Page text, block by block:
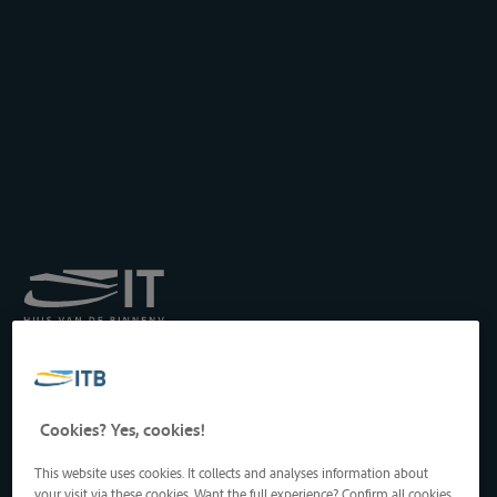
Transport par Batellerie
Drukpersstraat 19
1000 Bruxelles, Belgique
Tél: +32 2 217 09 67
http://www.itb-info.be
Cookies? Yes, cookies!
This website uses cookies. It collects and analyses information about